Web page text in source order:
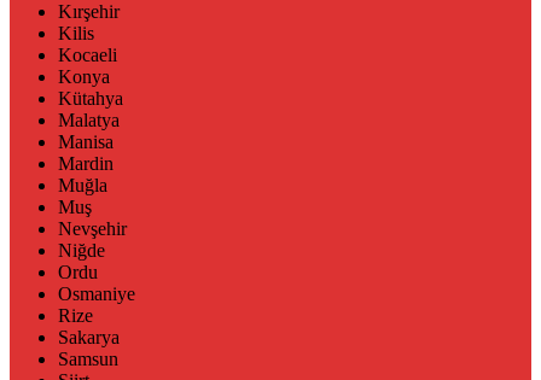
Kırşehir
Kilis
Kocaeli
Konya
Kütahya
Malatya
Manisa
Mardin
Muğla
Muş
Nevşehir
Niğde
Ordu
Osmaniye
Rize
Sakarya
Samsun